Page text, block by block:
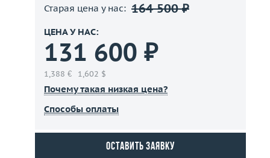
Старая цена у нас: 164 500 ₽
ЦЕНА У НАС:
131 600 ₽
1,388 € 1,602 $
Почему такая низкая цена?
Способы оплаты
Оставить заявку